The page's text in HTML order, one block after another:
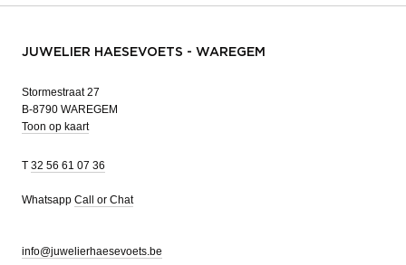
JUWELIER HAESEVOETS - WAREGEM
Stormestraat 27
B-8790 WAREGEM
Toon op kaart
T 32 56 61 07 36
Whatsapp Call or Chat
info@juwelierhaesevoets.be